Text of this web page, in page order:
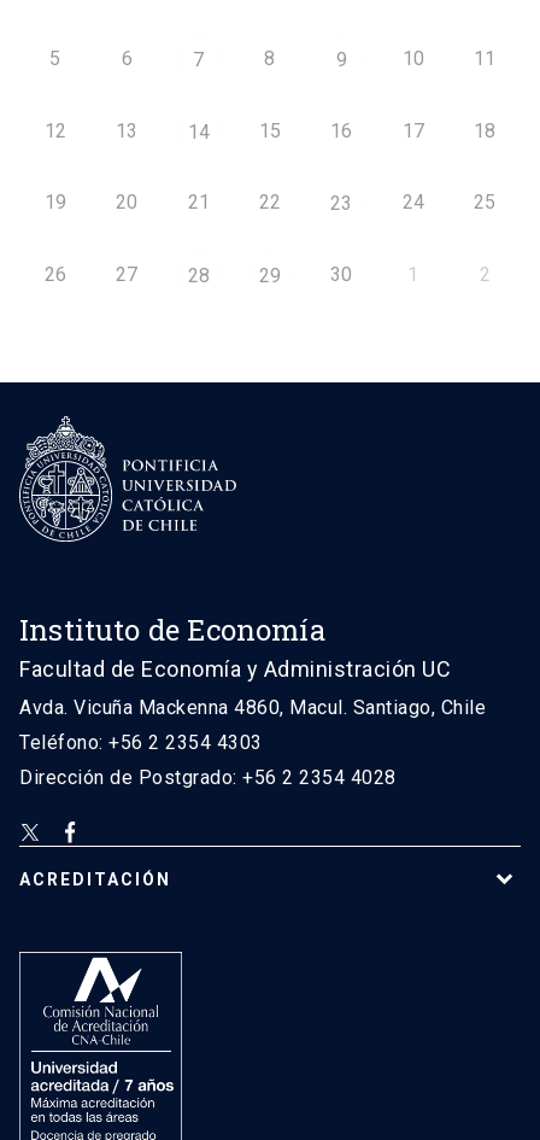
5 6 7 8 9 10 11
12 13 14 15 16 17 18
19 20 21 22 23 24 25
26 27 28 29 30 1 2
Instituto de Economía
Facultad de Economía y Administración UC
Avda. Vicuña Mackenna 4860, Macul. Santiago, Chile
Teléfono: +56 2 2354 4303
Dirección de Postgrado: +56 2 2354 4028
ACREDITACIÓN